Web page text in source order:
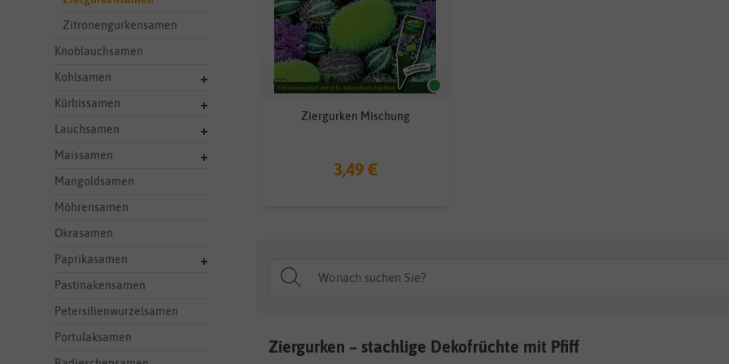
Zitronengurkensamen
Knoblauchsamen
Kohlsamen
Kürbissamen
Lauchsamen
Maissamen
Mangoldsamen
Möhrensamen
Okrasamen
Paprikasamen
Pastinakensamen
Petersilienwurzelsamen
Portulaksamen
Ziergurken Mischung
3,49 €
Ziergurken – stachlige Dekofrüchte mit Pfiff